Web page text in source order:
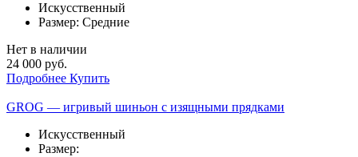
Искусственный
Размер: Средние
Нет в наличии
24 000 руб.
Подробнее Купить
GROG — игривый шиньон с изящными прядками
Искусственный
Размер: